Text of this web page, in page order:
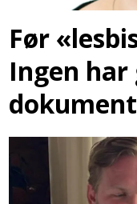
Før
Ingen har